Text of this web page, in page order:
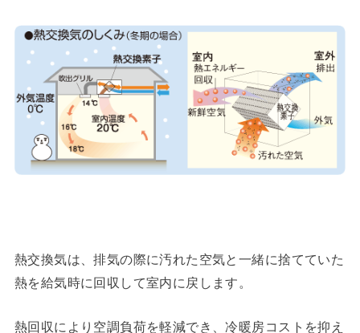
熱交換気は、排気の際に汚れた空気と一緒に捨てていた
熱を給気時に回収して室内に戻します。
熱回収により空調負荷を軽減でき、冷暖房コストを抑え